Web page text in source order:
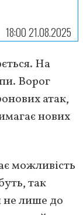
18:00 21.08.2025
На
Ворог
атак,
нових
можливість
так
не лише до